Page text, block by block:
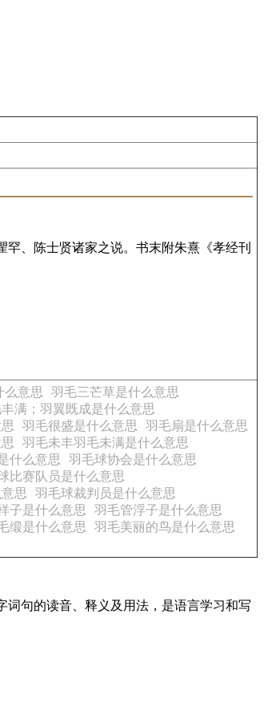
、陈士贤诸家之说。书末附朱熹《孝经刊
么意思
羽毛三芒草是什么意思
满；羽翼既成是什么意思
羽毛很盛是什么意思
羽毛扇是什么意思
羽毛未丰羽毛未满是什么意思
什么意思
羽毛球协会是什么意思
比赛队员是什么意思
思
羽毛球裁判员是什么意思
子是什么意思
羽毛管浮子是什么意思
缎是什么意思
羽毛美丽的鸟是什么意思
词句的读音、释义及用法，是语言学习和写